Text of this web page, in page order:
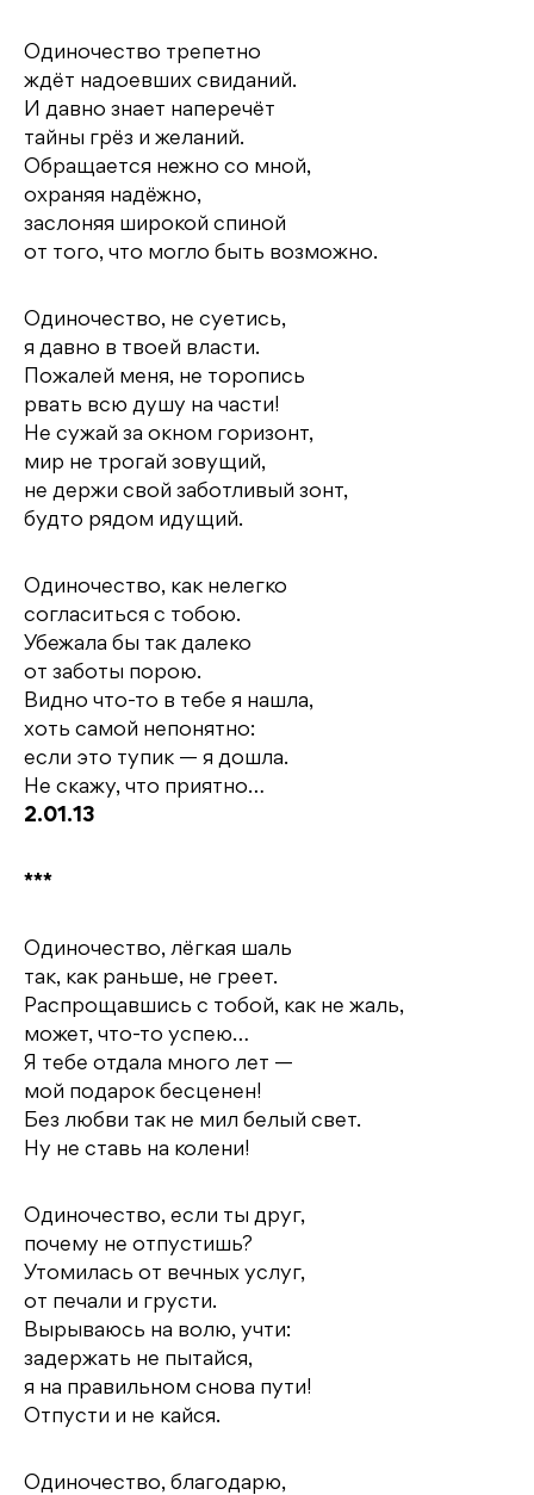
Одиночество трепетно
ждёт надоевших свиданий.
И давно знает наперечёт
тайны грёз и желаний.
Обращается нежно со мной,
охраняя надёжно,
заслоняя широкой спиной
от того, что могло быть возможно.
Одиночество, не суетись,
я давно в твоей власти.
Пожалей меня, не торопись
рвать всю душу на части!
Не сужай за окном горизонт,
мир не трогай зовущий,
не держи свой заботливый зонт,
будто рядом идущий.
Одиночество, как нелегко
согласиться с тобою.
Убежала бы так далеко
от заботы порою.
Видно что-то в тебе я нашла,
хоть самой непонятно:
если это тупик — я дошла.
Не скажу, что приятно…
2.01.13
***
Одиночество, лёгкая шаль
так, как раньше, не греет.
Распрощавшись с тобой, как не жаль,
может, что-то успею…
Я тебе отдала много лет —
мой подарок бесценен!
Без любви так не мил белый свет.
Ну не ставь на колени!
Одиночество, если ты друг,
почему не отпустишь?
Утомилась от вечных услуг,
от печали и грусти.
Вырываюсь на волю, учти:
задержать не пытайся,
я на правильном снова пути!
Отпусти и не кайся.
Одиночество, благодарю,